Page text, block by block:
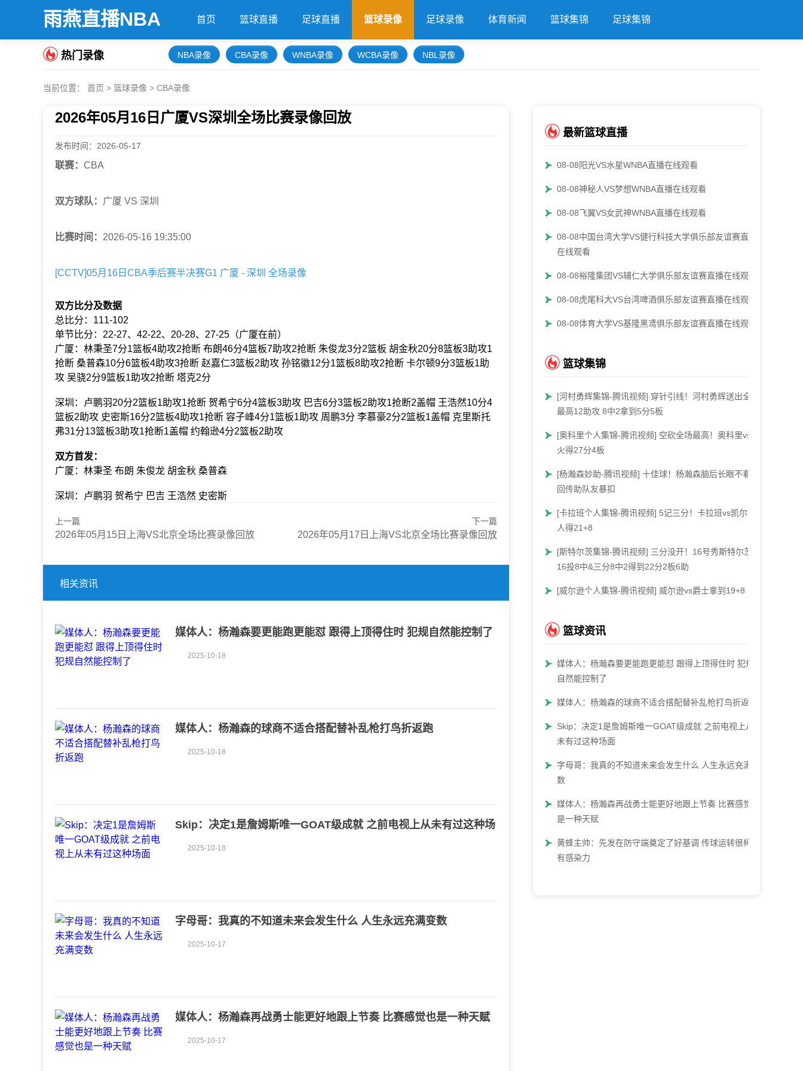
雨燕直播NBA 首页 篮球直播 足球直播 篮球录像 足球录像 体育新闻 篮球集锦 足球集锦
热门录像 NBA录像 CBA录像 WNBA录像 WCBA录像 NBL录像
当前位置： 首页 > 篮球录像 > CBA录像
2026年05月16日广厦VS深圳全场比赛录像回放
发布时间：2026-05-17
联赛： CBA
双方球队： 广厦 VS 深圳
比赛时间： 2026-05-16 19:35:00
[CCTV]05月16日CBA季后赛半决赛G1 广厦 - 深圳 全场录像
双方比分及数据
总比分：111-102
单节比分：22-27、42-22、20-28、27-25（广厦在前）
广厦：林秉圣7分1篮板4助攻2抢断 布朗46分4篮板7助攻2抢断 朱俊龙3分2篮板 胡金秋20分8篮板3助攻1
抢断 桑普森10分6篮板4助攻3抢断 赵嘉仁3篮板2助攻 孙铭徽12分1篮板8助攻2抢断 卡尔顿9分3篮板1助
攻 吴骁2分9篮板1助攻2抢断 塔克2分
深圳：卢鹏羽20分2篮板1助攻1抢断 贺希宁6分4篮板3助攻 巴吉6分3篮板2助攻1抢断2盖帽 王浩然10分4
篮板2助攻 史密斯16分2篮板4助攻1抢断 容子峰4分1篮板1助攻 周鹏3分 李慕豪2分2篮板1盖帽 克里斯托
弗31分13篮板3助攻1抢断1盖帽 约翰逊4分2篮板2助攻
双方首发：
广厦：林秉圣 布朗 朱俊龙 胡金秋 桑普森
深圳：卢鹏羽 贺希宁 巴吉 王浩然 史密斯
上一篇
2026年05月15日上海VS北京全场比赛录像回放
下一篇
2026年05月17日上海VS北京全场比赛录像回放
相关资讯
媒体人：杨瀚森要更能跑更能怼 跟得上顶得住时 犯规自然能控制了
2025-10-18
媒体人：杨瀚森的球商不适合搭配替补乱枪打鸟折返跑
2025-10-18
Skip：决定1是詹姆斯唯一GOAT级成就 之前电视上从未有过这种场
2025-10-18
字母哥：我真的不知道未来会发生什么 人生永远充满变数
2025-10-17
媒体人：杨瀚森再战勇士能更好地跟上节奏 比赛感觉也是一种天赋
2025-10-17
最新篮球直播
08-08阳光VS水星WNBA直播在线观看
08-08神秘人VS梦想WNBA直播在线观看
08-08飞翼VS女武神WNBA直播在线观看
08-08中国台湾大学VS健行科技大学俱乐部友谊赛直播
在线观看
08-08裕隆集团VS辅仁大学俱乐部友谊赛直播在线观看
08-08虎尾科大VS台湾啤酒俱乐部友谊赛直播在线观看
08-08体育大学VS基隆黑鸢俱乐部友谊赛直播在线观看
篮球集锦
[河村勇辉集锦-腾讯视频] 穿针引线！河村勇辉送出全场
最高12助攻 8中2拿到5分5板
[奥科里个人集锦-腾讯视频] 空砍全场最高！奥科里vs热
火得27分4板
[杨瀚森妙助-腾讯视频] 十佳球！杨瀚森脑后长眼不看人
回传助队友暴扣
[卡拉班个人集锦-腾讯视频] 5记三分！卡拉班vs凯尔特
人得21+8
[斯特尔茨集锦-腾讯视频] 三分没开！16号秀斯特尔茨
16投8中&三分8中2得到22分2板6助
[威尔逊个人集锦-腾讯视频] 威尔逊vs爵士拿到19+8
篮球资讯
媒体人：杨瀚森要更能跑更能怼 跟得上顶得住时 犯规
自然能控制了
媒体人：杨瀚森的球商不适合搭配替补乱枪打鸟折返跑
Skip：决定1是詹姆斯唯一GOAT级成就 之前电视上从
未有过这种场面
字母哥：我真的不知道未来会发生什么 人生永远充满变
数
媒体人：杨瀚森再战勇士能更好地跟上节奏 比赛感觉也
是一种天赋
黄蜂主帅：先发在防守端奠定了好基调 传球运转很棒这
有感染力